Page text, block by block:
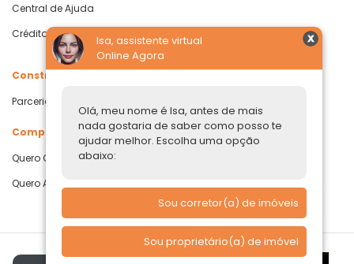
Isa, assistente virtual
Online Agora
Olá, meu nome é Isa, antes de mais
nada gostaria de saber como posso te
ajudar melhor. Escolha uma opção
abaixo:
Sou corretor(a) de imóveis
Sou proprietário(a) de imóvel
Central de Ajuda
Crédito com Garantia de Imóvel
Construtoras
Parcerias Imobiliárias
Comprar ou alugar
Quero Comprar
Quero Alugar